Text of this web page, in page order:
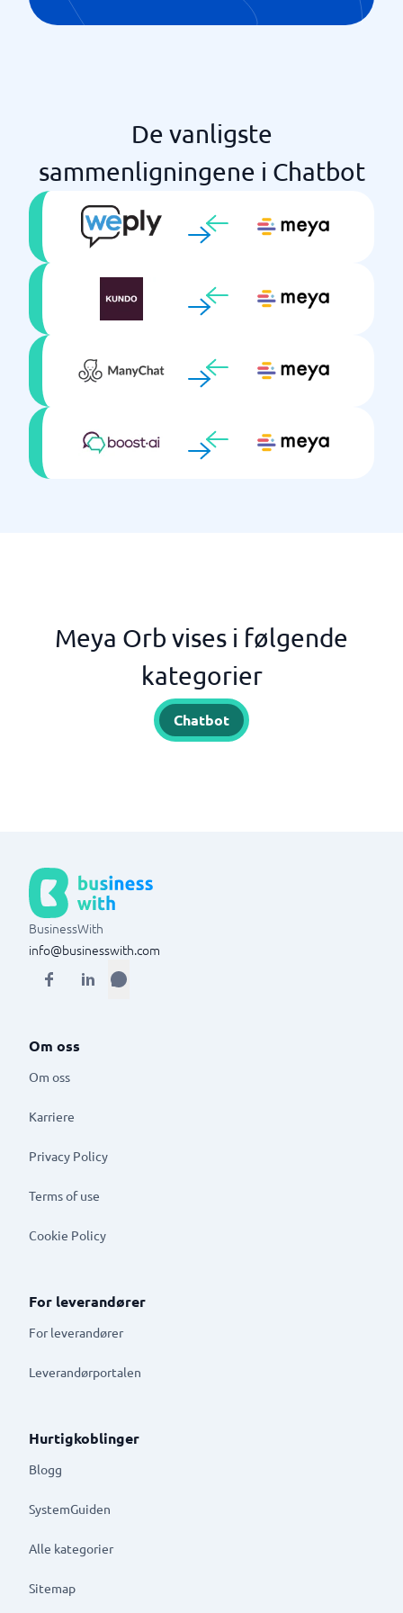
De vanligste
sammenligningene i Chatbot
Meya Orb vises i følgende
kategorier
Chatbot
BusinessWith
info@businesswith.com
Om oss
Om oss
Karriere
Privacy Policy
Terms of use
Cookie Policy
For leverandører
For leverandører
Leverandørportalen
Hurtigkoblinger
Blogg
SystemGuiden
Alle kategorier
Sitemap